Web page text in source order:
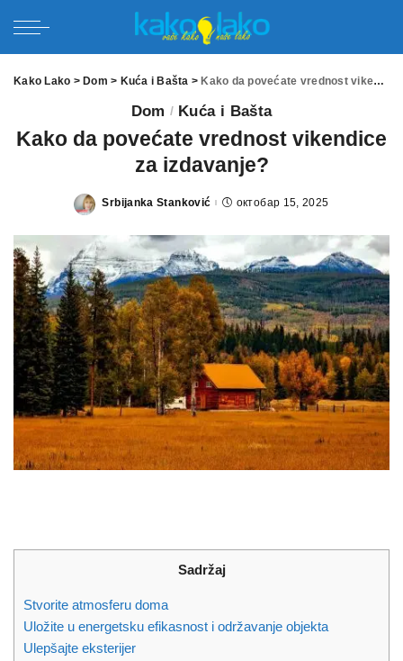
Kako Lako > Dom > Kuća i Bašta > Kako da povećate vrednost vikendice za izdavanje?
Dom Kuća i Bašta
Kako da povećate vrednost vikendice
za izdavanje?
Posted
Srbijanka Stanković октобар 15, 2025
Sadržaj
Stvorite atmosferu doma
Uložite u energetsku efikasnost i održavanje objekta
Ulepšajte eksterijer